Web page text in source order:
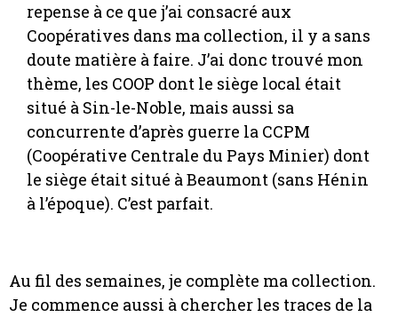
repense à ce que j’ai consacré aux
Coopératives dans ma collection, il y a sans
doute matière à faire. J’ai donc trouvé mon
thème, les COOP dont le siège local était
situé à Sin-le-Noble, mais aussi sa
concurrente d’après guerre la CCPM
(Coopérative Centrale du Pays Minier) dont
le siège était situé à Beaumont (sans Hénin
à l’époque). C’est parfait.
Au fil des semaines, je complète ma collection.
Je commence aussi à chercher les traces de la